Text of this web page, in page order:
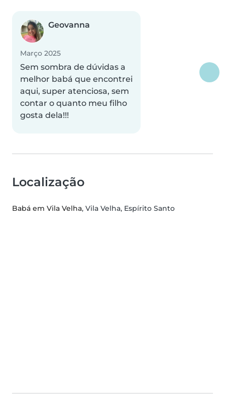
Geovanna
Março 2025
Sem sombra de dúvidas a
melhor babá que encontrei
aqui, super atenciosa, sem
contar o quanto meu filho
gosta dela!!!
Localização
Babá em Vila Velha, Vila Velha, Espírito Santo